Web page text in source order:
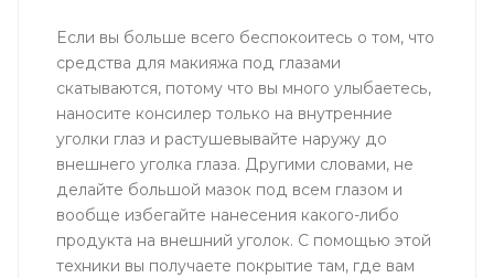
Если вы больше всего беспокоитесь о том, что
средства для макияжа под глазами
скатываются, потому что вы много улыбаетесь,
наносите консилер только на внутренние
уголки глаз и растушевывайте наружу до
внешнего уголка глаза. Другими словами, не
делайте большой мазок под всем глазом и
вообще избегайте нанесения какого-либо
продукта на внешний уголок. С помощью этой
техники вы получаете покрытие там, где вам